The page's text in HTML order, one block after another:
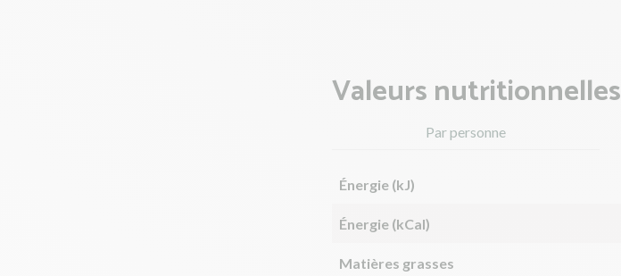
Valeurs nutritionnelles
Par personne
Énergie (kJ)
Énergie (kCal)
Matières grasses